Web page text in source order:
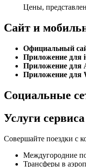
Цены,
Сайт и
Официальный
Приложение для
Приложение для
Приложение для
Социальные
Услуги сервиса
Совершайте поездки с
Междугородние
Трансферы в